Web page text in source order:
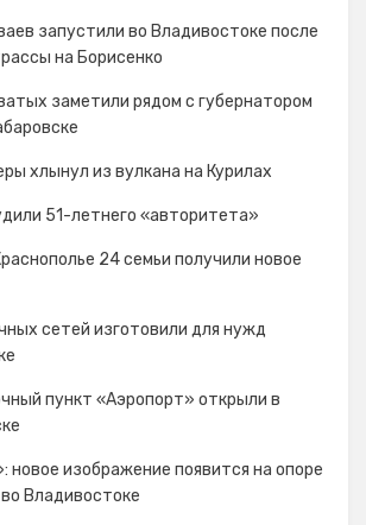
запустили во Владивостоке после
на Борисенко
заметили рядом с губернатором
хлынул из вулкана на Курилах
51-летнего «авторитета»
24 семьи получили новое
сетей изготовили для нужд
пункт «Аэропорт» открыли в
новое изображение появится на опоре
Владивостоке